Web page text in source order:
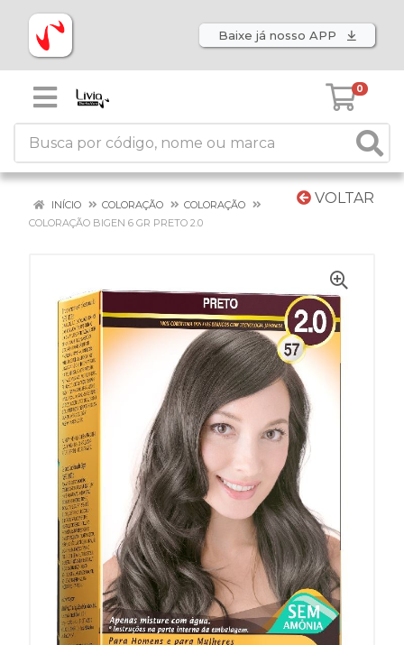
Baixe já nosso APP
0
VOLTAR
INÍCIO COLORAÇÃO
COLORAÇÃO
COLORAÇÃO BIGEN 6 GR PRETO 2.0